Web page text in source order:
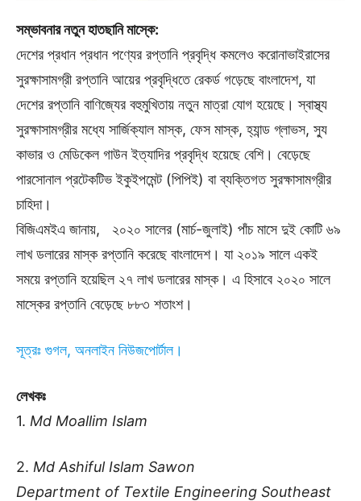
সম্ভাবনার নতুন হাতছানি মাস্কে:
দেশের প্রধান প্রধান পণ্যের রপ্তানি প্রবৃদ্ধি কমলেও করোনাভাইরাসের
সুরক্ষাসামগ্রী রপ্তানি আয়ের প্রবৃদ্ধিতে রেকর্ড গড়েছে বাংলাদেশ, যা
দেশের রপ্তানি বাণিজ্যের বহুমুখিতায় নতুন মাত্রা যোগ হয়েছে। স্বাস্থ্য
সুরক্ষাসামগ্রীর মধ্যে সার্জিক্যাল মাস্ক, ফেস মাস্ক, হ্যান্ড গ্লাভস, স্যু
কাভার ও মেডিকেল গাউন ইত্যাদির প্রবৃদ্ধি হয়েছে বেশি। বেড়েছে
পারসোনাল প্রটেকটিভ ইকুইপমেন্ট (পিপিই) বা ব্যক্তিগত সুরক্ষাসামগ্রীর
চাহিদা।
বিজিএমইএ জানায়, ২০২০ সালের (মার্চ-জুলাই) পাঁচ মাসে দুই কোটি ৬৯
লাখ ডলারের মাস্ক রপ্তানি করেছে বাংলাদেশ। যা ২০১৯ সালে একই
সময়ে রপ্তানি হয়েছিল ২৭ লাখ ডলারের মাস্ক। এ হিসাবে ২০২০ সালে
মাস্কের রপ্তানি বেড়েছে ৮৮৩ শতাংশ।
সূত্রঃ গুগল, অনলাইন নিউজপোর্টাল।
লেখকঃ
1. Md Moallim Islam
2. Md Ashiful Islam Sawon
Department of Textile Engineering Southeast